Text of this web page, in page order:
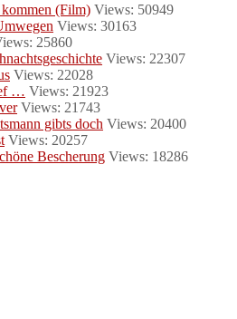
(Film) Views: 50949
Views: 30163
25860
Views: 22307
Views: 22028
… Views: 21923
Views: 21743
gibts doch Views: 20400
Views: 20257
Bescherung Views: 18286